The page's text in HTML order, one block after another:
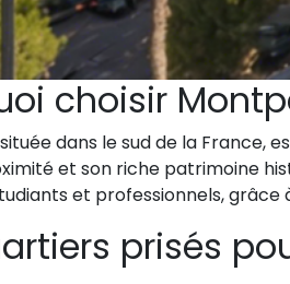
choisir
dans le sud de la France,
et son riche patrimoine
et professionnels, grâce
prisés